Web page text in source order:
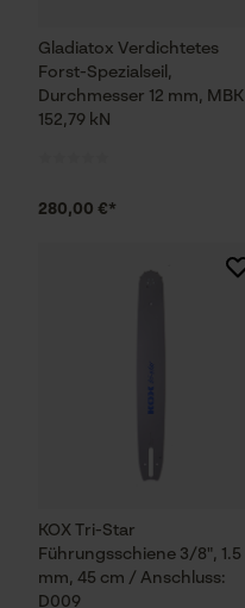
Gladiatox Verdichtetes
Forst-Spezialseil,
Durchmesser 12 mm, MBK
152,79 kN
280,00 €*
KOX Tri-Star
Führungsschiene 3/8", 1.5
mm, 45 cm / Anschluss:
D009